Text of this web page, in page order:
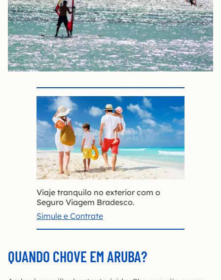
Viaje tranquilo no exterior com o
Seguro Viagem Bradesco.
Simule e Contrate
QUANDO CHOVE EM ARUBA?